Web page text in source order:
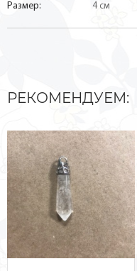
Размер: 4 см
РЕКОМЕНДУЕМ: